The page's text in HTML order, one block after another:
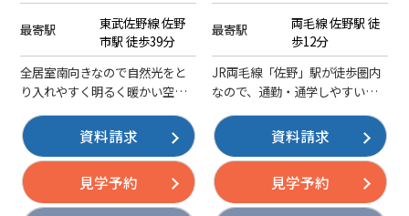
最寄駅
東武佐野線 佐野
市駅 徒歩39分
全居室南向きなので自然光をと
り入れやすく明るく暖かい空間
WICは洋服やコートをたっぷり
掛けられる3.7帖大容量！内装色
資料を店舗にてご用意していま
すのでお気軽にお問い合わせく
ださい。
資料請求
見学予約
最寄駅
両毛線 佐野駅 徒
歩12分
JR両毛線「佐野」駅が徒歩圏内
なので、通勤・通学しやすい立
徒歩約7分なので、日用品のお買
い物に便利です。佐野市街地を
展望できる観音山公園まで徒歩3
分と近く、緑のある環境で過ご
せます。
資料請求
見学予約